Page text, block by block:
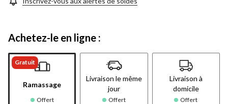
Achetez-le en ligne :
Gratuit
Ramassage
Offert
Livraison le même
jour
Offert
Livraison à
domicile
Offert